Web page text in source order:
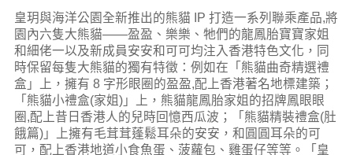
皇玥與海洋公園全新推出的熊貓 IP 打造一系列聯乘產品,將
園內六隻大熊貓——盈盈、樂樂、牠們的龍鳳胎寶寶家姐
和細佬一以及新成員安安和可可均注入香港特色文化，同
時保留每隻大熊貓的獨有特徵：例如在「熊貓曲奇精選禮
盒」上，擁有 8 字形眼圈的盈盈,配上香港著名地標建築；
「熊貓小禮盒(家姐)」上，熊貓龍鳳胎家姐的招牌鳳眼眼
圈,配上昔日香港人的兒時回憶西瓜波；「熊貓精裝禮盒(肚
餓篇)」上擁有毛茸茸蓬鬆耳朵的安安，和圓圓耳朵的可
可，配上香港地道小食魚蛋、菠蘿包、雞蛋仔等等。「皇